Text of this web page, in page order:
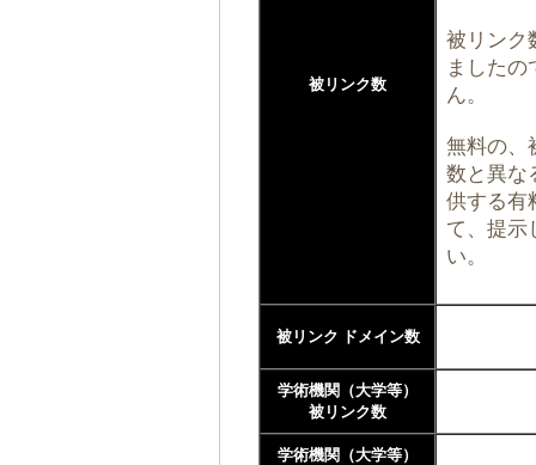
被リンク数
被リンク
ました
ん。
無料の、
数と異な
供する有
て、提示
い。
被リンク ドメイン数
学術機関（大学等）
被リンク数
学術機関（大学等）